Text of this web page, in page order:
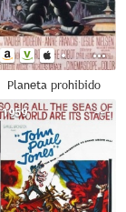
Planeta prohibido
--
1959